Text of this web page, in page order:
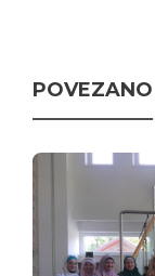
POVEZANO